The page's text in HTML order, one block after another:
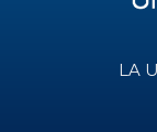
LA